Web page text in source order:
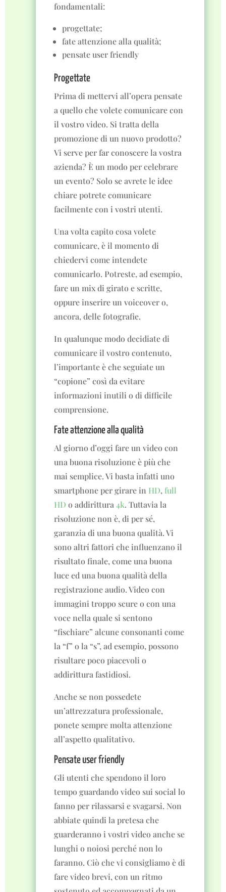
fondamentali:
progettate;
fate attenzione alla qualità;
pensate user friendly
Progettate
Prima di mettervi all’opera pensate
a quello che volete comunicare con
il vostro video. Si tratta della
promozione di un nuovo prodotto?
Vi serve per far conoscere la vostra
azienda? È un modo per celebrare
un evento? Solo se avrete le idee
chiare potrete comunicare
facilmente con i vostri utenti.
Una volta capito cosa volete
comunicare, è il momento di
chiedervi come intendete
comunicarlo. Potreste, ad esempio,
fare un mix di girato e scritte,
oppure inserire un voiceover o,
ancora, delle fotografie.
In qualunque modo decidiate di
comunicare il vostro contenuto,
l’importante è che seguiate un
“copione” così da evitare
informazioni inutili o di difficile
comprensione.
Fate attenzione alla qualità
Al giorno d’oggi fare un video con
una buona risoluzione è più che
mai semplice. Vi basta infatti uno
smartphone per girare in HD, full
HD o addirittura4k. Tuttavia la
risoluzione non è, di per sé,
garanzia di una buona qualità. Vi
sono altri fattori che influenzano il
risultato finale, come una buona
luce ed una buona qualità della
registrazione audio. Video con
immagini troppo scure o con una
voce nella quale si sentono
“fischiare” alcune consonanti come
la “f” o la “s”, ad esempio, possono
risultare poco piacevoli o
addirittura fastidiosi.
Anche se non possedete
un’attrezzatura professionale,
ponete sempre molta attenzione
all’aspetto qualitativo.
Pensate user friendly
Gli utenti che spendono il loro
tempo guardando video sui social lo
fanno per rilassarsi e svagarsi. Non
abbiate quindi la pretesa che
guarderanno i vostri video anche se
lunghi o noiosi perché non lo
faranno. Ciò che vi consigliamo è di
fare video brevi, con un ritmo